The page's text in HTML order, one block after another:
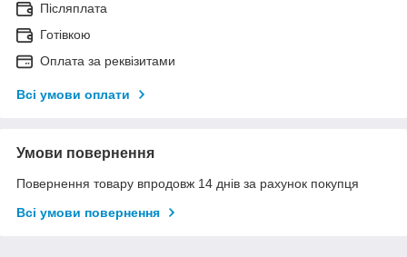
Післяплата
Готівкою
Оплата за реквізитами
Всі умови оплати
Умови повернення
Повернення товару впродовж 14 днів за рахунок покупця
Всі умови повернення